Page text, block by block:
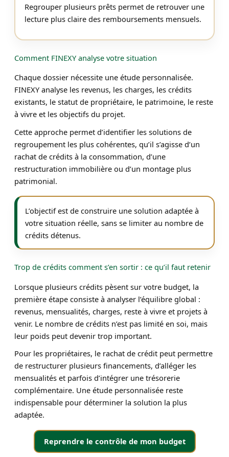
Regrouper plusieurs prêts permet de retrouver une
lecture plus claire des remboursements mensuels.
Comment FINEXY analyse votre situation
Chaque dossier nécessite une étude personnalisée.
FINEXY analyse les revenus, les charges, les crédits
existants, le statut de propriétaire, le patrimoine, le reste
à vivre et les objectifs du projet.
Cette approche permet d’identifier les solutions de
regroupement les plus cohérentes, qu’il s’agisse d’un
rachat de crédits à la consommation, d’une
restructuration immobilière ou d’un montage plus
patrimonial.
L’objectif est de construire une solution adaptée à
votre situation réelle, sans se limiter au nombre de
crédits détenus.
Trop de crédits comment s’en sortir : ce qu’il faut retenir
Lorsque plusieurs crédits pèsent sur votre budget, la
première étape consiste à analyser l’équilibre global :
revenus, mensualités, charges, reste à vivre et projets à
venir. Le nombre de crédits n’est pas limité en soi, mais
leur poids peut devenir trop important.
Pour les propriétaires, le rachat de crédit peut permettre
de restructurer plusieurs financements, d’alléger les
mensualités et parfois d’intégrer une trésorerie
complémentaire. Une étude personnalisée reste
indispensable pour déterminer la solution la plus
adaptée.
Reprendre le contrôle de mon budget